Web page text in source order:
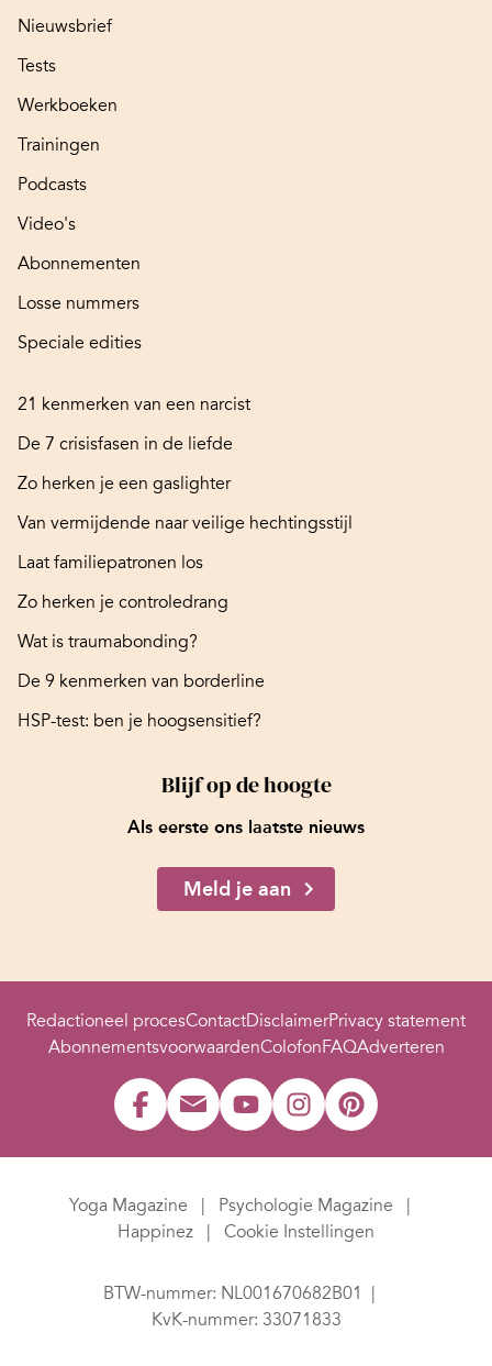
Nieuwsbrief
Tests
Werkboeken
Trainingen
Podcasts
Video's
Abonnementen
Losse nummers
Speciale edities
21 kenmerken van een narcist
De 7 crisisfasen in de liefde
Zo herken je een gaslighter
Van vermijdende naar veilige hechtingsstijl
Laat familiepatronen los
Zo herken je controledrang
Wat is traumabonding?
De 9 kenmerken van borderline
HSP-test: ben je hoogsensitief?
Blijf op de hoogte
Als eerste ons laatste nieuws
Meld je aan
Redactioneel procesContactDisclaimerPrivacy statement
AbonnementsvoorwaardenColofonFAQAdverteren
Yoga Magazine
Psychologie Magazine
Happinez
Cookie Instellingen
BTW-nummer: NL001670682B01
KvK-nummer: 33071833